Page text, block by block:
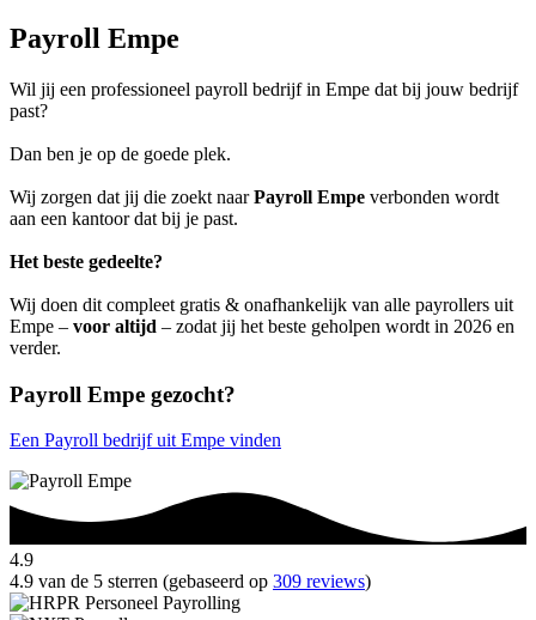
Payroll Empe
Wil jij een professioneel payroll bedrijf in Empe dat bij jouw bedrijf
past?
Dan ben je op de goede plek.
Wij zorgen dat jij die zoekt naarPayroll Empe verbonden wordt
aan een kantoor dat bij je past.
Het beste gedeelte?
Wij doen dit compleet gratis & onafhankelijk van alle payrollers uit
Empe – voor altijd – zodat jij het beste geholpen wordt in 2026 en
verder.
Payroll Empe gezocht?
Een Payroll bedrijf uit Empe vinden
4.9
4.9 van de 5 sterren (gebaseerd op 309 reviews)